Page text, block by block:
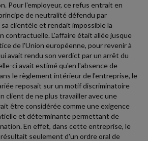
Pour l'employeur, ce refus entrait en
de neutralité défendu par
clientèle et rendait impossible la
contractuelle. L'affaire était allée jusque
de l'Union européenne, pour revenir à
avait rendu son verdict par un arrêt du
ci avait estimé qu'en l'absence de
le règlement intérieur de l'entreprise, le
reposait sur un motif discriminatoire
client de ne plus travailler avec une
être considérée comme une exigence
et déterminante permettant de
En effet, dans cette entreprise, le
seulement d'un ordre oral de